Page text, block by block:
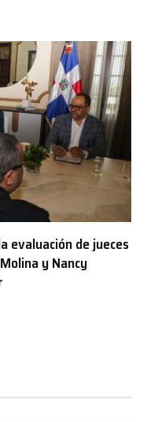
evaluación de jueces
y Nancy